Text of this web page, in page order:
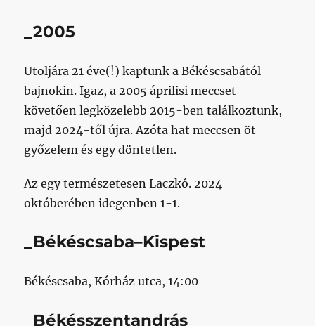
_2005
Utoljára 21 éve(!) kaptunk a Békéscsabától
bajnokin. Igaz, a 2005 áprilisi meccset
követően legközelebb 2015-ben találkoztunk,
majd 2024-től újra. Azóta hat meccsen öt
győzelem és egy döntetlen.
Az egy természetesen Laczkó. 2024
októberében idegenben 1-1.
_Békéscsaba–Kispest
Békéscsaba, Kórház utca, 14:00
_Békésszentandrás